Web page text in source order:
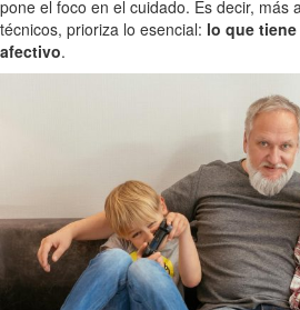
pone el foco en el cuidado. Es decir, más
técnicos, prioriza lo esencial: lo que
afectivo.